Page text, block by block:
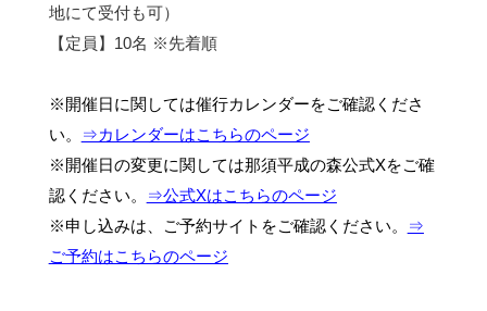
地にて受付も可）
【定員】10名 ※先着順
※開催日に関しては催行カレンダーをご確認くださ
い。
⇒カレンダーはこちらのページ
※開催日の変更に関しては那須平成の森公式Xをご確
認ください。
⇒公式Xはこちらのページ
※申し込みは、ご予約サイトをご確認ください。
⇒
ご予約はこちらのページ